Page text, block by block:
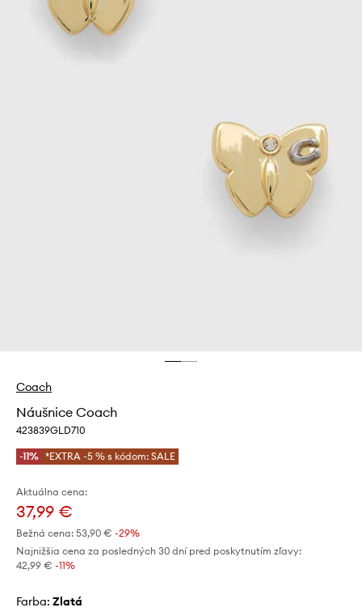
Coach
Náušnice Coach
423839GLD710
-11% *EXTRA -5 % s kódom: SALE
Aktuálna cena:
37,99 €
Bežná cena: 53,90 € -29%
Najnižšia cena za posledných 30 dní pred poskytnutím zľavy:
42,99 € -11%
Farba: zlatá